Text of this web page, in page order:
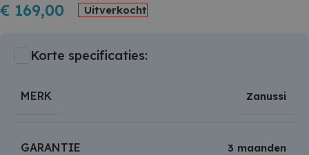
€ 169,00 Uitverkocht
Korte specificaties:
MERK Zanussi
GARANTIE 3 maanden